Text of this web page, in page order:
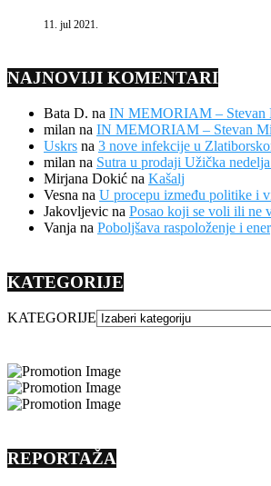
11. jul 2021.
NAJNOVIJI KOMENTARI
Bata D. na IN MEMORIAM – Stevan
milan na IN MEMORIAM – Stevan
Uskrs na 3 nove infekcije u
milan na Sutra u prodaji Užička
Mirjana Dokić na Kašalj
Vesna na U procepu između politike i
Jakovljevic na Posao koji se voli ili ne
Vanja na Poboljšava raspoloženje i
KATEGORIJE
KATEGORIJE
REPORTAŽA